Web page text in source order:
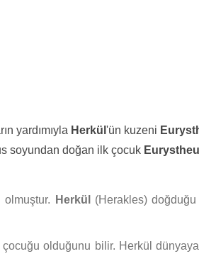
yardımıyla Herkül 'ün kuzeni
soyundan doğan ilk çocuk
Herkül
(Herakles)
çocuğu olduğunu bilir. Herkül